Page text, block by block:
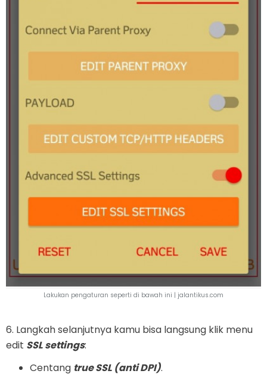
Lakukan pengaturan seperti di bawah ini | jalantikus.com
6. Langkah selanjutnya kamu bisa langsung klik menu
edit SSL settings:
Centang true SSL (anti DPI).